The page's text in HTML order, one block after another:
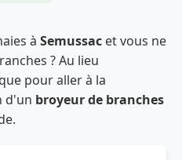
à Semussac et vous ne
? Au lieu
pour aller à la
d'un broyeur de branches